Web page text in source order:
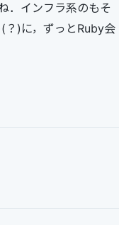
．インフラ系のもそ
？)に，ずっとRuby会